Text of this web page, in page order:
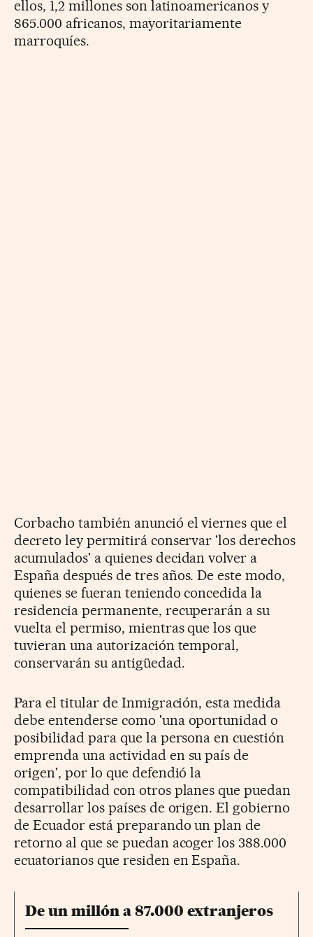
ellos, 1,2 millones son latinoamericanos y
865.000 africanos, mayoritariamente
marroquíes.
Corbacho también anunció el viernes que el
decreto ley permitirá conservar 'los derechos
acumulados' a quienes decidan volver a
España después de tres años. De este modo,
quienes se fueran teniendo concedida la
residencia permanente, recuperarán a su
vuelta el permiso, mientras que los que
tuvieran una autorización temporal,
conservarán su antigüedad.
Para el titular de Inmigración, esta medida
debe entenderse como 'una oportunidad o
posibilidad para que la persona en cuestión
emprenda una actividad en su país de
origen', por lo que defendió la
compatibilidad con otros planes que puedan
desarrollar los países de origen. El gobierno
de Ecuador está preparando un plan de
retorno al que se puedan acoger los 388.000
ecuatorianos que residen en España.
De un millón a 87.000 extranjeros